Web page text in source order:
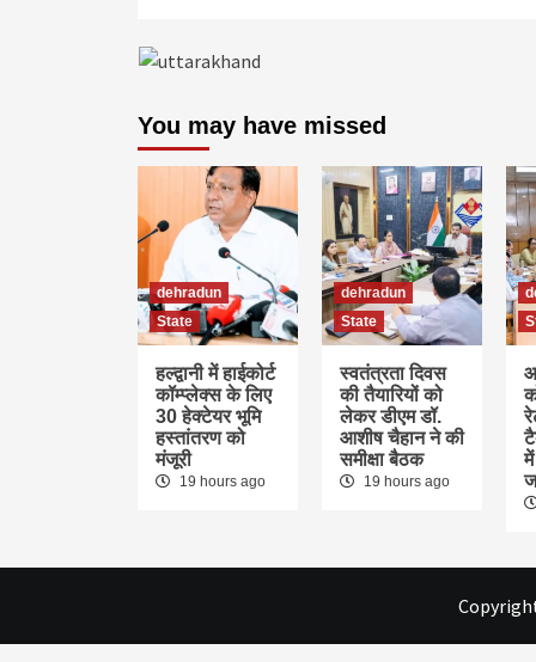
You may have missed
dehradun
State
हल्द्वानी में हाईकोर्ट
कॉम्प्लेक्स के लिए
30 हेक्टेयर भूमि
हस्तांतरण को
मंजूरी
19 hours ago
dehradun
State
स्वतंत्रता दिवस
की तैयारियों को
लेकर डीएम डॉ.
आशीष चैहान ने की
समीक्षा बैठक
19 hours ago
में